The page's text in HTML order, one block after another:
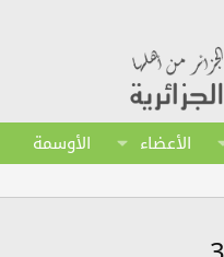
الأعضاء الأوسمة